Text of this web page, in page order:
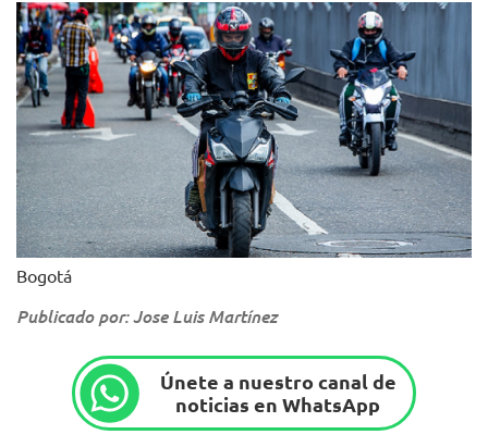
Bogotá
Publicado por: Jose Luis Martínez
Únete a nuestro canal de
noticias en WhatsApp